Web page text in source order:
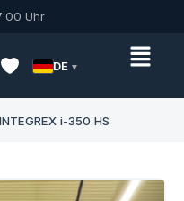
Uhr
DE
i-350 HS